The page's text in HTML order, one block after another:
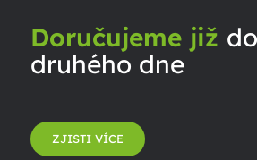
Doručujeme již do
druhého dne
ZJISTI VÍCE